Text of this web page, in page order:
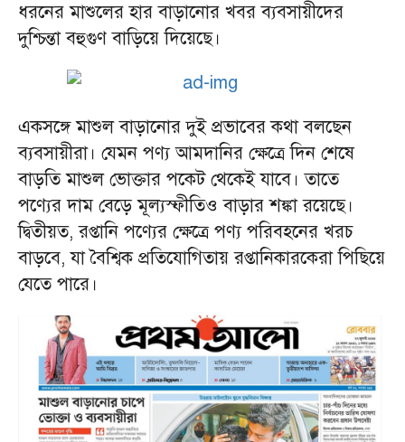
ধরনের মাশুলের হার বাড়ানোর খবর ব্যবসায়ীদের
দুশ্চিন্তা বহুগুণ বাড়িয়ে দিয়েছে।
একসঙ্গে মাশুল বাড়ানোর দুই প্রভাবের কথা বলছেন
ব্যবসায়ীরা। যেমন পণ্য আমদানির ক্ষেত্রে দিন শেষে
বাড়তি মাশুল ভোক্তার পকেট থেকেই যাবে। তাতে
পণ্যের দাম বেড়ে মূল্যস্ফীতিও বাড়ার শঙ্কা রয়েছে।
দ্বিতীয়ত, রপ্তানি পণ্যের ক্ষেত্রে পণ্য পরিবহনের খরচ
বাড়বে, যা বৈশ্বিক প্রতিযোগিতায় রপ্তানিকারকেরা পিছিয়ে
যেতে পারে।